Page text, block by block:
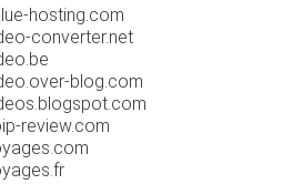
hosting.com
converter.net
blog.com
review.com